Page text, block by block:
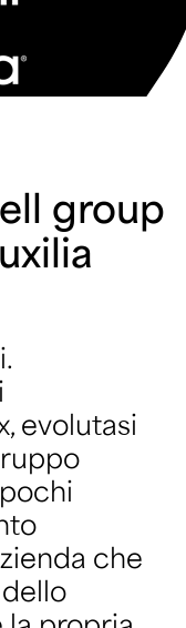
group
evolutasi
che